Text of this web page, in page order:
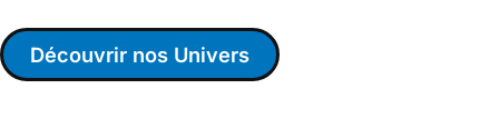
Découvrir nos Univers